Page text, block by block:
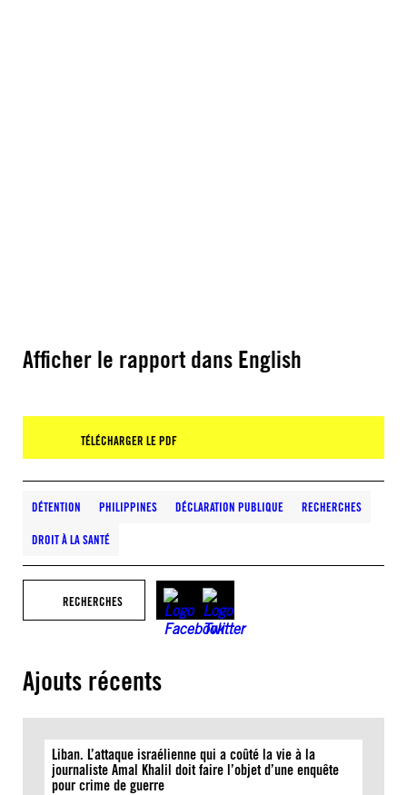
Afficher le rapport dans English
TÉLÉCHARGER LE PDF
DÉTENTION PHILIPPINES DÉCLARATION PUBLIQUE RECHERCHES
DROIT À LA SANTÉ
RECHERCHES
Ajouts récents
Liban. L’attaque israélienne qui a coûté la vie à la
journaliste Amal Khalil doit faire l’objet d’une enquête
pour crime de guerre